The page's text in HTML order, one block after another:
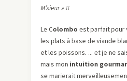
M’sieur » !!
Le Colombo est parfait pour
les plats à base de viande
et les poissons…. et je ne
mais mon intuition
se marierait